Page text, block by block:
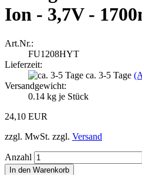
Ion - 3,7V -
Art.Nr.:
FU1208HYT
Lieferzeit:
ca. 3-5 Tage
Versandgewicht:
0.14 kg je Stück
24,10 EUR
zzgl. MwSt. zzgl. Versand
Anzahl